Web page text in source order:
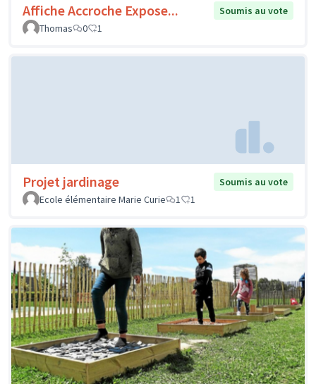
Affiche Accroche Expose...
Soumis au vote
Thomas
0 1
Projet jardinage
Soumis au vote
Ecole élémentaire Marie Curie
1 1